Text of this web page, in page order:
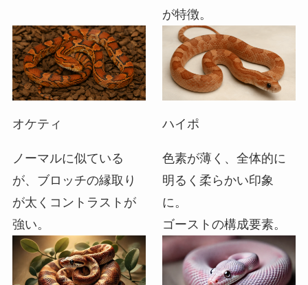
が特徴。
オケティ
ノーマルに似ている
が、ブロッチの縁取り
が太くコントラストが
強い。
ハイポ
色素が薄く、全体的に
明るく柔らかい印象
に。
ゴーストの構成要素。